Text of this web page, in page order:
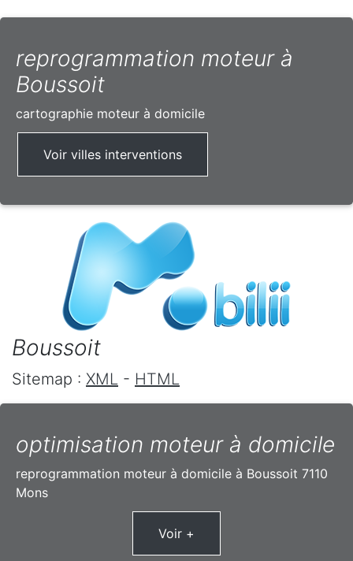
reprogrammation moteur à
Boussoit
cartographie moteur à domicile
Voir villes interventions
Boussoit
Sitemap : XML - HTML
optimisation moteur à domicile
reprogrammation moteur à domicile à Boussoit 7110
Mons
Voir +